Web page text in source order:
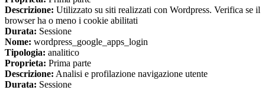
Descrizione: Utilizzato su siti realizzati con Wordpress. Verifica se il
browser ha o meno i cookie abilitati
Durata: Sessione
Nome: wordpress_google_apps_login
Tipologia: analitico
Proprieta: Prima parte
Descrizione: Analisi e profilazione navigazione utente
Durata: Sessione